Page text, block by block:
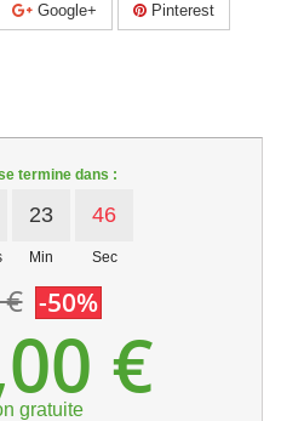
Google+ Pinterest
termine dans :
23
Min
45
Sec
-50%
€
gratuite